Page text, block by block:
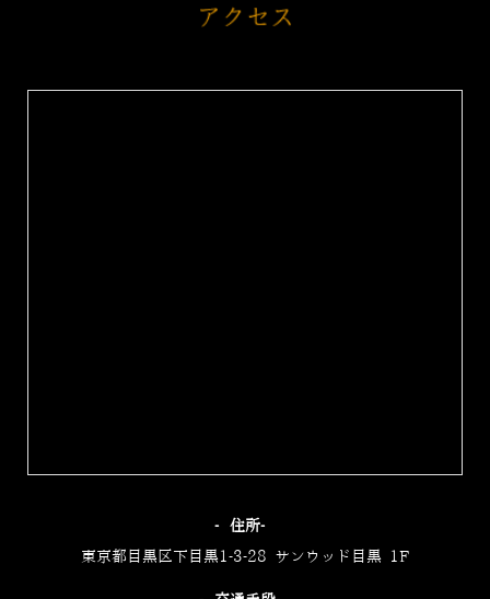
‐住所‐
東京都目黒区下目黒1-3-28 サンウッド目黒 1F